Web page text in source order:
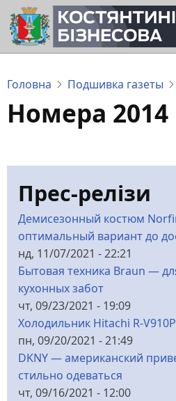
Перейти
до
основного
Головна
Подшивка газеты
Номера 2014
Прес-релізи
Демисезонный костюм
оптимальный вариант до
нд, 11/07/2021 - 22:21
Бытовая техника Braun —
кухонных забот
чт, 09/23/2021 - 19:09
Холодильник Hitachi R-
пн, 09/20/2021 - 21:49
DKNY — американский
стильно одеваться
чт, 09/16/2021 - 12:00